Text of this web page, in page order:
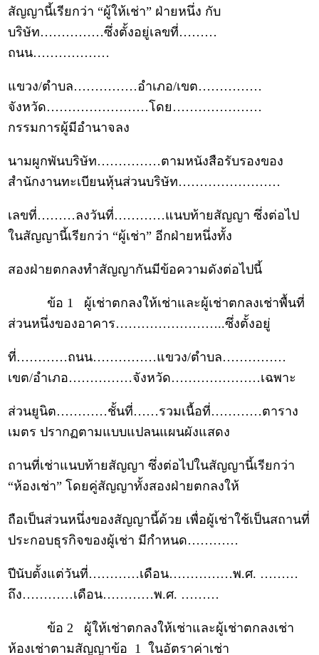
สัญญานี้เรียกว่า “ผู้ให้เช่า” ฝ่ายหนึ่ง กับ
บริษัท……………ซึ่งตั้งอยู่เลขที่………
ถนน………………
แขวง/ตำบล……………อำเภอ/เขต……………
จังหวัด……………………โดย…………………
กรรมการผู้มีอำนาจลง
นามผูกพันบริษัท……………ตามหนังสือรับรองของ
สำนักงานทะเบียนหุ้นส่วนบริษัท……………………
เลขที่………ลงวันที่…………แนบท้ายสัญญา ซึ่งต่อไป
ในสัญญานี้เรียกว่า “ผู้เช่า” อีกฝ่ายหนึ่งทั้ง
สองฝ่ายตกลงทำสัญญากันมีข้อความดังต่อไปนี้
ข้อ 1 ผู้เช่าตกลงให้เช่าและผู้เช่าตกลงเช่าพื้นที่
ส่วนหนึ่งของอาคาร……………………..ซึ่งตั้งอยู่
ที่…………ถนน……………แขวง/ตำบล……………
เขต/อำเภอ……………จังหวัด…………………เฉพาะ
ส่วนยูนิต…………ชั้นที่……รวมเนื้อที่…………ตาราง
เมตร ปรากฏตามแบบแปลนแผนผังแสดง
ถานที่เช่าแนบท้ายสัญญา ซึ่งต่อไปในสัญญานี้เรียกว่า
“ห้องเช่า” โดยคู่สัญญาทั้งสองฝ่ายตกลงให้
ถือเป็นส่วนหนึ่งของสัญญานี้ด้วย เพื่อผู้เช่าใช้เป็นสถานที่
ประกอบธุรกิจของผู้เช่า มีกำหนด…………
ปีนับตั้งแต่วันที่…………เดือน……………พ.ศ. ………
ถึง…………เดือน…………พ.ศ. ………
ข้อ 2 ผู้ให้เช่าตกลงให้เช่าและผู้เช่าตกลงเช่า
ห้องเช่าตามสัญญาข้อ 1 ในอัตราค่าเช่า